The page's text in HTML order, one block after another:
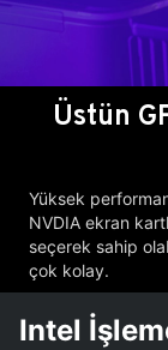
Üstün
Yüksek
NVDIA ekran
seçerek sahip
çok kolay.
Intel